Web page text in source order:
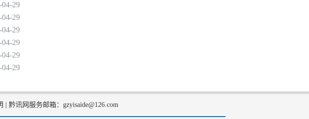
04-29
04-29
04-29
04-29
04-29
04-29
黔讯网服务邮箱：gzyisaide@126.com